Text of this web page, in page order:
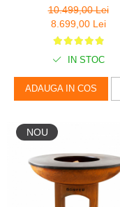
10.499,00 Lei
8.699,00 Lei
IN STOC
ADAUGA IN COS
NOU